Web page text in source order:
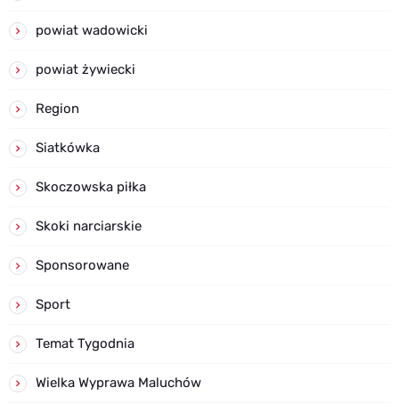
powiat wadowicki
powiat żywiecki
Region
Siatkówka
Skoczowska piłka
Skoki narciarskie
Sponsorowane
Sport
Temat Tygodnia
Wielka Wyprawa Maluchów